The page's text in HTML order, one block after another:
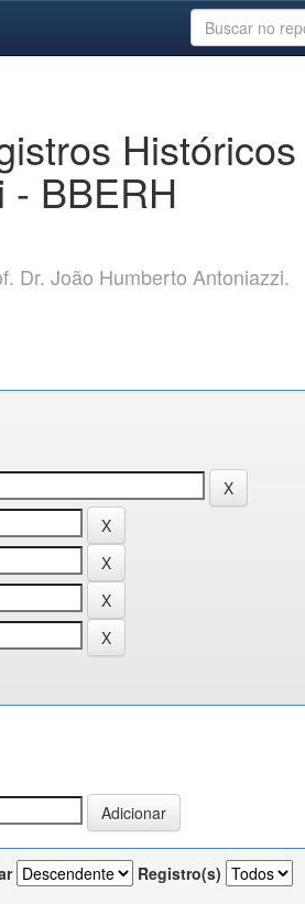
Históricos
- BBERH
Dr. João Humberto Antoniazzi.
Registro(s)